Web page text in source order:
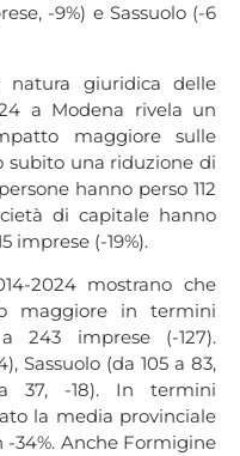
-9%) e Sassuolo (-6
natura giuridica delle
a Modena rivela un
maggiore sulle
subito una riduzione di
hanno perso 112
di capitale hanno
imprese (-19%).
2024 mostrano che
maggiore in termini
243 imprese (-127).
Sassuolo (da 105 a 83,
37, -18). In termini
la media provinciale
34%. Anche Formigine